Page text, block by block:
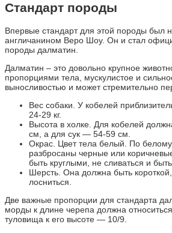
Стандарт породы
Впервые стандарт для этой породы был
англичанином Веро Шоу. Он и стал
породы далматин.
Далматин – это довольно крупное
пропорциями тела, мускулистое и
выносливостью и может стремительно
Вес собаки. У кобелей
24-29 кг.
Высота в холке. Для кобелей
см, а для сук — 54-59 см.
Окрас. Цвет тела белый. По
разбросаны черные или
быть круглыми, не сливаться и
Шерсть. Она должна быть
лосниться.
Две важные пропорции для стандарта
морды к длине черепа должна
туловища к его высоте — 10/9.